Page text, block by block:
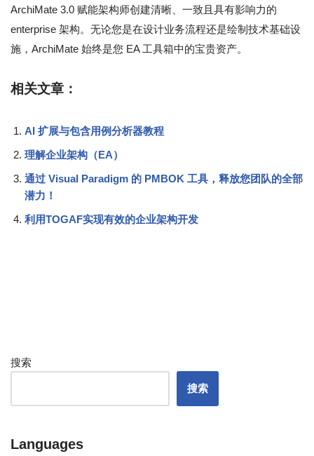
ArchiMate 3.0 赋能架构师创建清晰、一致且具有影响力的
enterprise 架构。无论您是在设计业务流程还是绘制技术基础设
施，ArchiMate 始终是您 EA 工具箱中的宝贵资产。
相关文章：
AI 扩展与包含用例分析器教程
理解企业架构（EA）
通过 Visual Paradigm 的 PMBOK 工具，释放您团队的全部
潜力！
利用TOGAF实现有效的企业架构开发
搜索
搜索
Languages